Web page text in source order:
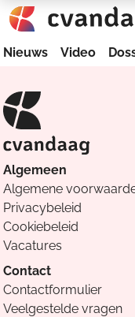
Nieuws Video
Algemeen
Algemene
Privacybeleid
Cookiebeleid
Vacatures
Contact
Contactformulier
Veelgestelde vragen